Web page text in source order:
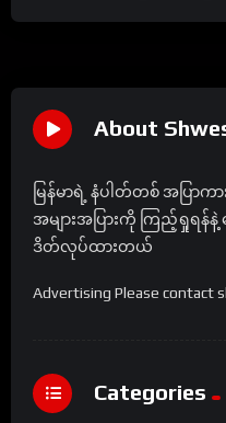
About
မြန်မာရဲ့ နံပါတ်တစ် အပြာက
အများအပြားကို ကြည့်ရှုရန်
ဒိတ်လုပ်ထားတယ်
Advertising Please contact
Categories